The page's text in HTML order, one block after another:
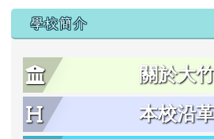
學校簡介
關於大竹
本校沿革